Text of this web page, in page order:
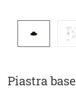
Piastra base